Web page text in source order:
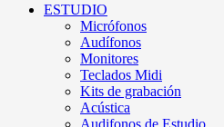
ESTUDIO
Micrófonos
Audífonos
Monitores
Teclados Midi
Kits de grabación
Acústica
Audifonos de Estudio